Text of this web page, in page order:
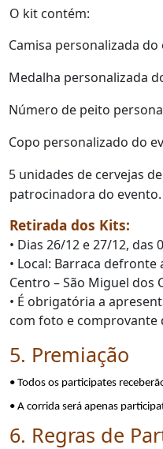
O kit contém:
Camisa personalizada do
Medalha personalizada
Número de peito
Copo personalizado do
5 unidades de cervejas
patrocinadora do evento.
Retirada dos Kits:
• Dias 26/12 e 27/12, das
• Local: Barraca defronte
Centro – São Miguel dos
• É obrigatória a
com foto e comprovante
5. Premiação
• Todos os participates
• A corrida será apenas
6. Regras de